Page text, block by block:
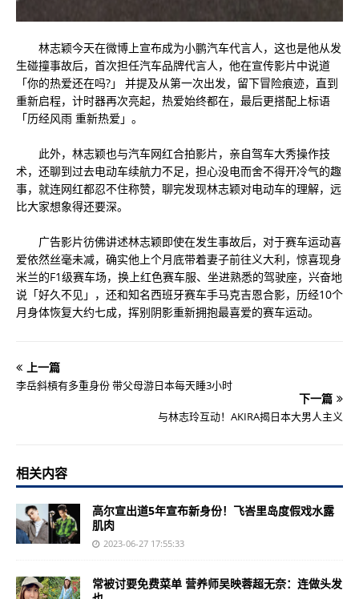
林志颖今天在微博上宣布成为小鹏汽车代言人，这也是他从发
生碰撞事故后，首次担任汽车品牌代言人，他在宣传影片中说道
「你的热爱还在吗?」 并提及从第一次出发，留下冒险痕迹，直到
重新启程，计时器再次亮起，热爱始终都在，最后更搭配上标语
「历经风雨 重新热爱」。
此外，林志颖也与汽车网红合拍影片，亲自驾车大秀操作技
术，还聊到过去电动车续航力不足，担心没电而舍不得开冷气的趣
事，就连网红都忍不住称赞，聊完发现林志颖对电动车的理解，远
比大家想象得还要深。
广告影片彷佛讲述林志颖即使在发生事故后，对于赛车运动喜
爱依然丝毫未减，确实他上个月底带着妻子前往义大利，惊喜现身
米兰的F1级赛车场，换上红色赛车服、坐进熟悉的驾驶座，兴奋地
说「好久不见」，还和知名西班牙赛车手马克吉恩合影，历经10个
月身体恢复大约七成，挥别阴影重新拥抱最喜爱的赛车运动。
上一篇
李岳斜槓有多重身份 带父母游日本每天睡3小时
下一篇
与林志玲互动！AKIRA揭日本大男人主义
相关内容
高尔宣出道5年宣布新身份！飞峇里岛度假戏水露
肌肉
2023-06-27 17:55:33
常被讨要免费菜单 营养师吴映蓉超无奈：连做头发